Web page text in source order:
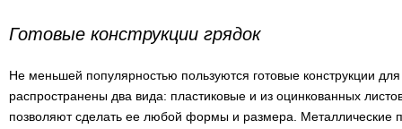
Готовые конструкции грядок
Не меньшей популярностью пользуются готовые конструкции
распространены два вида: пластиковые и из оцинкованных
позволяют сделать ее любой формы и размера. Металлические